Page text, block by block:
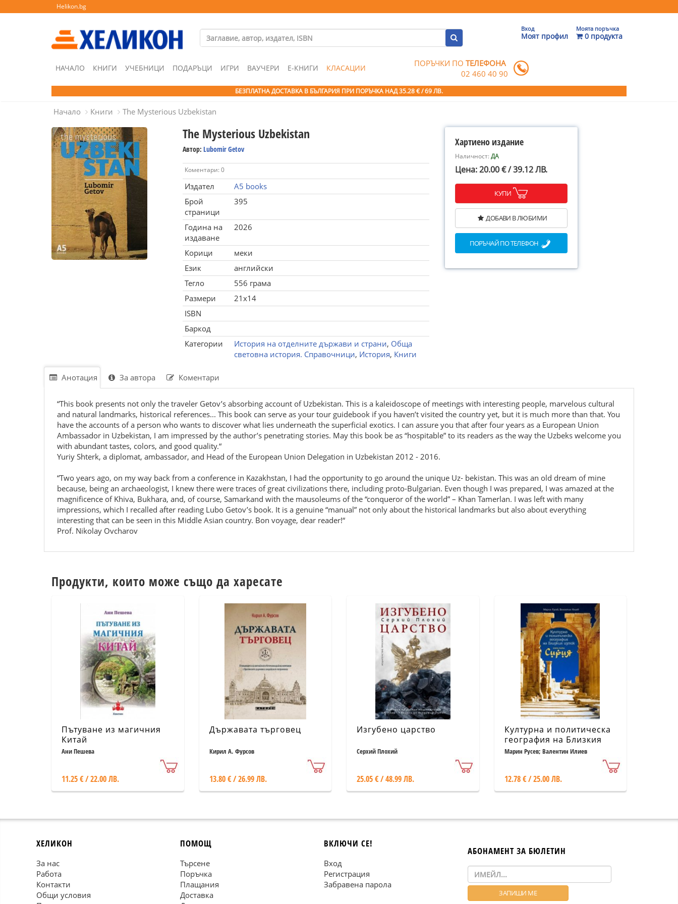
Helikon.bg
Вход
Моят профил
Моята поръчка
0 продукта
НАЧАЛО КНИГИ УЧЕБНИЦИ ПОДАРЪЦИ ИГРИ ВАУЧЕРИ Е-КНИГИ КЛАСАЦИИ ПОРЪЧКИ ПОТЕЛЕФОНА
02 460 40 90
БЕЗПЛАТНА ДОСТАВКА В БЪЛГАРИЯ ПРИ ПОРЪЧКА НАД 35.28 € / 69 ЛВ.
Начало Книги The Mysterious Uzbekistan
The Mysterious Uzbekistan
Автор: Lubomir Getov
Коментари: 0
Издател
A5 books
Брой
страници
395
Година на
издаване
2026
Корици
меки
Език
английски
Тегло
556 грама
Размери
21x14
ISBN
Баркод
Категории
История на отделните държави и страни, Обща
световна история. Справочници, История, Книги
Хартиено издание
Наличност:ДА
Цена: 20.00 € / 39.12 ЛВ.
КУПИ
ДОБАВИ В ЛЮБИМИ
ПОРЪЧАЙ ПО ТЕЛЕФОН
Анотация За автора Коментари
“This book presents not only the traveler Getov’s absorbing account of Uzbekistan. This is a kaleidoscope of meetings with interesting people, marvelous cultural
and natural landmarks, historical references... This book can serve as your tour guidebook if you haven’t visited the country yet, but it is much more than that. You
have the accounts of a person who wants to discover what lies underneath the superficial exotics. I can assure you that after four years as a European Union
Ambassador in Uzbekistan, I am impressed by the author’s penetrating stories. May this book be as “hospitable” to its readers as the way the Uzbeks welcome you
with abundant tastes, colors, and good quality.“
Yuriy Shterk, a diplomat, ambassador, and Head of the European Union Delegation in Uzbekistan 2012 - 2016.
“Two years ago, on my way back from a conference in Kazakhstan, I had the opportunity to go around the unique Uz- bekistan. This was an old dream of mine
because, being an archaeologist, I knew there were traces of great civilizations there, including proto-Bulgarian. Even though I was prepared, I was amazed at the
magnificence of Khiva, Bukhara, and, of course, Samarkand with the mausoleums of the “conqueror of the world” – Khan Tamerlan. I was left with many
impressions, which I recalled after reading Lubo Getov’s book. It is a genuine “manual” not only about the historical landmarks but also about everything
interesting that can be seen in this Middle Asian country. Bon voyage, dear reader!“
Prof. Nikolay Ovcharov
Продукти, които може също да харесате
Пътуване из магичния
Китай
Ани Пешева
11.25 € / 22.00 ЛВ.
Държавата търговец
Кирил А. Фурсов
13.80 € / 26.99 ЛВ.
Изгубено царство
Серхий Плохий
25.05 € / 48.99 ЛВ.
Културна и политическа
география на Близкия
изток Кн.1 Сирия
Марин Русев; Валентин Илиев
12.78 € / 25.00 ЛВ.
ХЕЛИКОН
За нас
Работа
Контакти
Общи условия
ПОМОЩ
Търсене
Поръчка
Плащания
Доставка
ВКЛЮЧИ СЕ!
Вход
Регистрация
Забравена парола
АБОНАМЕНТ ЗА БЮЛЕТИН